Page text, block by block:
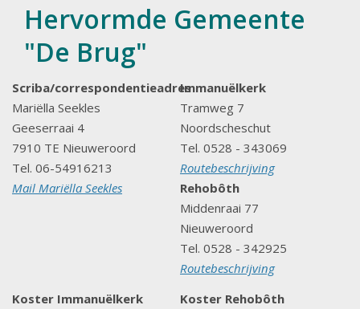
Hervormde Gemeente
"De Brug"
Scriba/correspondentieadres
Mariëlla Seekles
Geeserraai 4
7910 TE Nieuweroord
Tel. 06-54916213
Mail Mariëlla Seekles
Immanuëlkerk
Tramweg 7
Noordscheschut
Tel. 0528 - 343069
Routebeschrijving
Rehobôth
Middenraai 77
Nieuweroord
Tel. 0528 - 342925
Routebeschrijving
Koster Immanuëlkerk
Koster Rehobôth